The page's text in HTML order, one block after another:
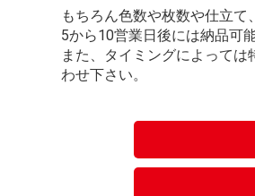
もちろん色数や枚数や仕立て
5から10営業日後には納品可
また、タイミングによって
わせ下さい。